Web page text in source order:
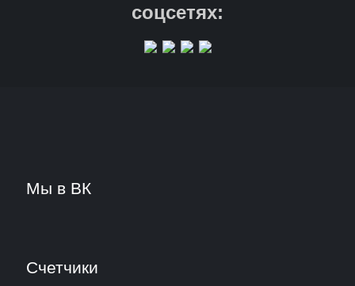
соцсетях:
Мы в ВК
Счетчики